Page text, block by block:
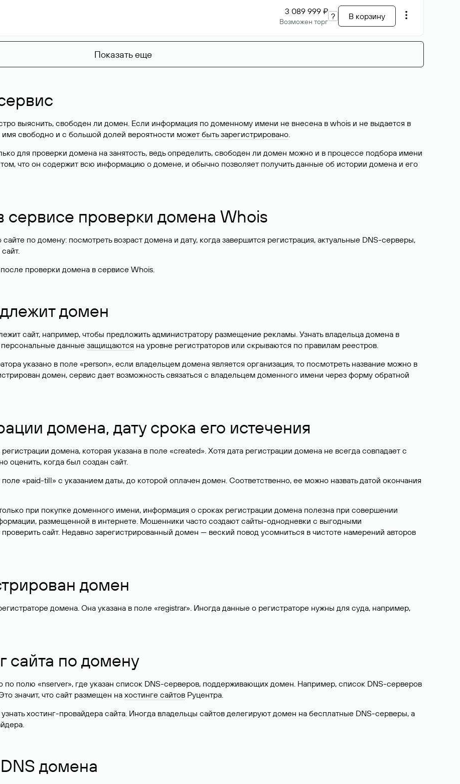
3 089 999 ₽
Возможен торг
? В корзину
Показать еще
выяснить, свободен ли домен. Если информация по доменному имени не внесена в whois и не выдается в
имя свободно и с большой долей вероятности может быть зарегистрировано.
для проверки домена на занятость, ведь определить, свободен ли домен можно и в процессе подбора имени
что он содержит всю информацию о домене, и обычно позволяет получить данные об истории домена и его
сервисе проверки домена Whois
по домену: посмотреть возраст домена и дату, когда завершится регистрация, актуальные DNS-серверы,
проверки домена в сервисе Whois.
домен
сайт, например, чтобы предложить администратору размещение рекламы. Узнать владельца домена в
персональные данные защищаются на уровне регистраторов или скрываются по правилам реестров.
указано в поле «person», если владельцем домена является организация, то посмотреть название можно в
домен, сервис дает возможность связаться с владельцем доменного имени через форму обратной
домена, дату срока его истечения
домена, которая указана в поле «created». Хотя дата регистрации домена не всегда совпадает с
оценить, когда был создан сайт.
«paid-till» с указанием даты, до которой оплачен домен. Соответственно, ее можно назвать датой окончания
при покупке доменного имени, информация о сроках регистрации домена полезна при совершении
размещенной в интернете. Мошенники часто создают сайты-однодневки с выгодными
сайт. Недавно зарегистрированный домен — веский повод усомниться в чистоте намерений авторов
домен
домена. Она указана в поле «registrar». Иногда данные о регистраторе нужны для суда, например,
сайта по домену
по полю «nserver», где указан список DNS-серверов, поддерживающих домен. Например, список DNS-серверов
значит, что сайт размещен на хостинге сайтов Руцентра.
хостинг-провайдера сайта. Иногда владельцы сайтов делегируют домен на бесплатные DNS-серверы, а
домена